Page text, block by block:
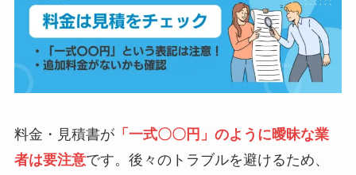
料金・見積書が「一式〇〇円」のように曖昧な業
者は要注意です。後々のトラブルを避けるため、